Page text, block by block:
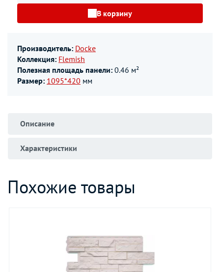
В корзину
Производитель: Docke
Коллекция: Flemish
Полезная площадь панели: 0.46 м²
Размер: 1095*420 мм
Описание
Характеристики
Похожие товары